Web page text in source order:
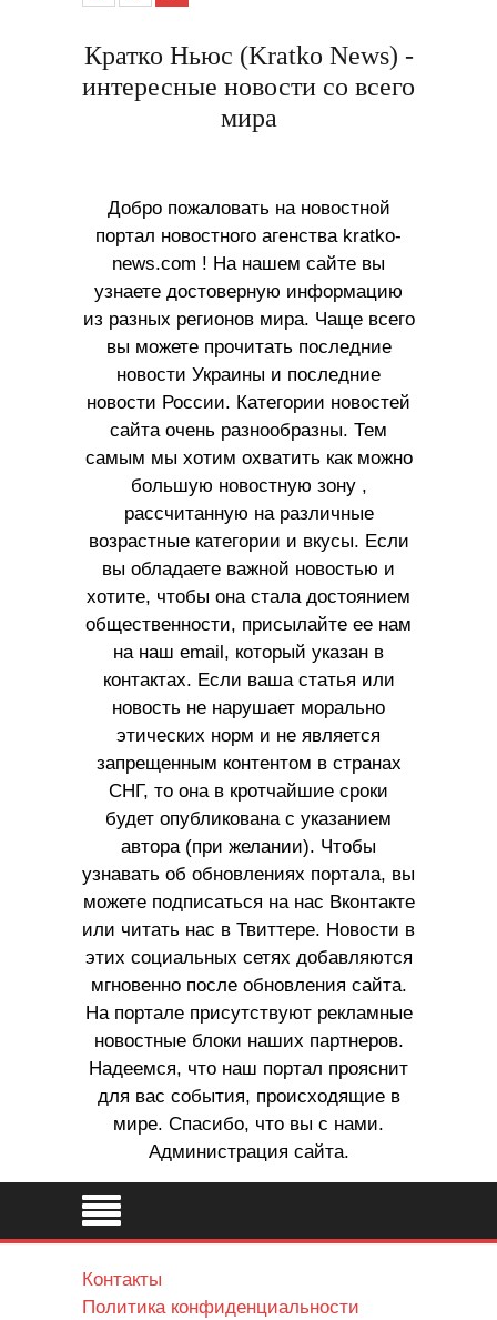
Кратко Ньюс (Kratko News) -
интересные новости со всего
мира
Добро пожаловать на новостной
портал новостного агенства kratko-
news.com ! На нашем сайте вы
узнаете достоверную информацию
из разных регионов мира. Чаще всего
вы можете прочитать последние
новости Украины и последние
новости России. Категории новостей
сайта очень разнообразны. Тем
самым мы хотим охватить как можно
большую новостную зону ,
рассчитанную на различные
возрастные категории и вкусы. Если
вы обладаете важной новостью и
хотите, чтобы она стала достоянием
общественности, присылайте ее нам
на наш email, который указан в
контактах. Если ваша статья или
новость не нарушает морально
этических норм и не является
запрещенным контентом в странах
СНГ, то она в кротчайшие сроки
будет опубликована с указанием
автора (при желании). Чтобы
узнавать об обновлениях портала, вы
можете подписаться на нас Вконтакте
или читать нас в Твиттере. Новости в
этих социальных сетях добавляются
мгновенно после обновления сайта.
На портале присутствуют рекламные
новостные блоки наших партнеров.
Надеемся, что наш портал прояснит
для вас события, происходящие в
мире. Спасибо, что вы с нами.
Администрация сайта.
Контакты
Политика конфиденциальности